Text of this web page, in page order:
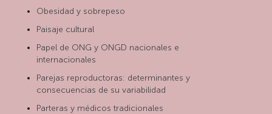
Obesidad y sobrepeso
Paisaje cultural
Papel de ONG y ONGD nacionales e
internacionales
Parejas reproductoras: determinantes y
consecuencias de su variabilidad
Parteras y médicos tradicionales